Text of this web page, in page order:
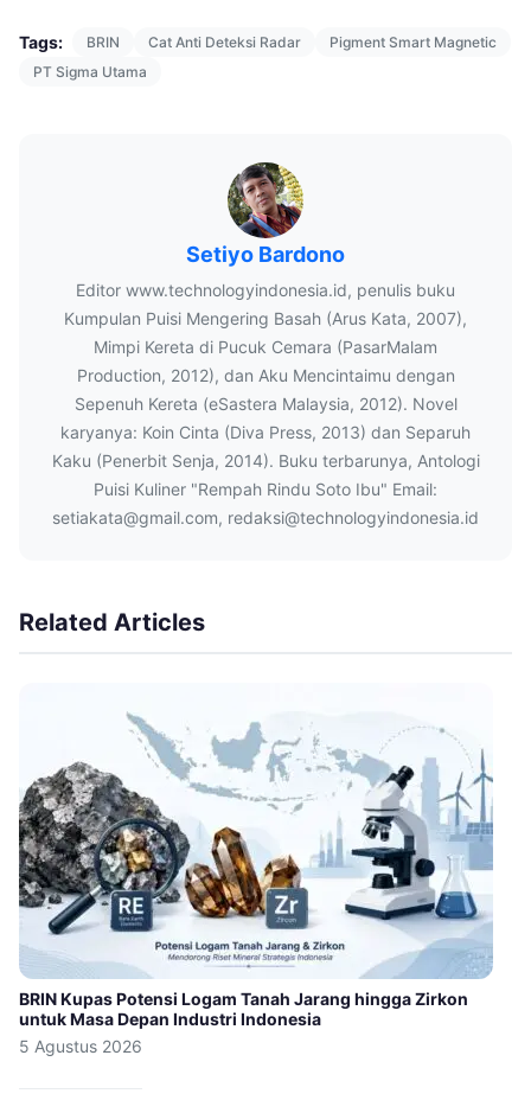
Tags: BRIN Cat Anti Deteksi Radar
Pigment Smart Magnetic
PT Sigma Utama
Setiyo Bardono
Editor www.technologyindonesia.id, penulis buku
Kumpulan Puisi Mengering Basah (Arus Kata, 2007),
Mimpi Kereta di Pucuk Cemara (PasarMalam
Production, 2012), dan Aku Mencintaimu dengan
Sepenuh Kereta (eSastera Malaysia, 2012). Novel
karyanya: Koin Cinta (Diva Press, 2013) dan Separuh
Kaku (Penerbit Senja, 2014). Buku terbarunya, Antologi
Puisi Kuliner "Rempah Rindu Soto Ibu" Email:
setiakata@gmail.com, redaksi@technologyindonesia.id
Related Articles
BRIN Kupas Potensi Logam Tanah Jarang hingga Zirkon
untuk Masa Depan Industri Indonesia
5 Agustus 2026